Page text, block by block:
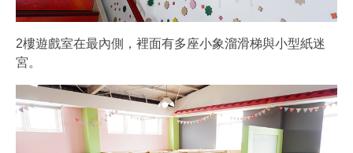
2樓遊戲室在最內側，裡面有多座小象溜滑梯與小型紙迷
宮。